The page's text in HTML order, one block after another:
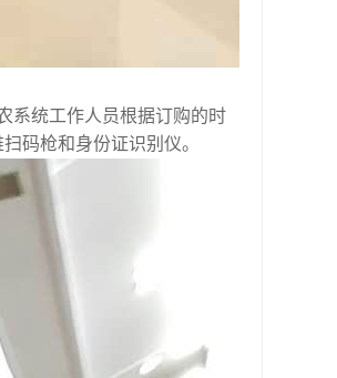
系统工作人员根据订购的时
码枪和身份证识别仪。